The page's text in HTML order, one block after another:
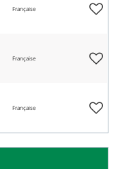
Française
Française
Française